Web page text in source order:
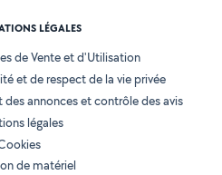
LÉGALES
de Vente et d'Utilisation
et de respect de la vie privée
annonces et contrôle des avis
légales
de matériel